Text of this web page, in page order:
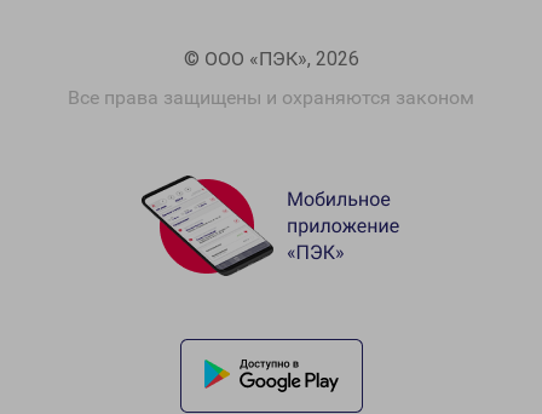
© ООО «ПЭК», 2026
Все права защищены и охраняются законом